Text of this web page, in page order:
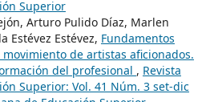
Superior
Arturo Pulido Díaz, Marlen
Estévez Estévez, Fundamentos
de artistas aficionados.
del profesional , Revista
Superior: Vol. 41 Núm. 3 set-dic